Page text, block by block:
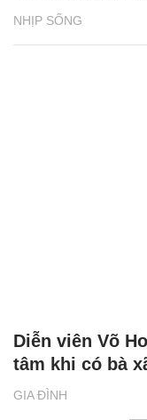
NHỊP SỐNG
GIA ĐÌNH
Diễn viên Võ
tâm khi có bà